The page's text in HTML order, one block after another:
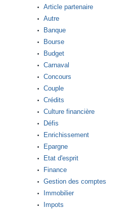
Article partenaire
Autre
Banque
Bourse
Budget
Carnaval
Concours
Couple
Crédits
Culture financière
Défis
Enrichissement
Epargne
Etat d'esprit
Finance
Gestion des comptes
Immobilier
Impots